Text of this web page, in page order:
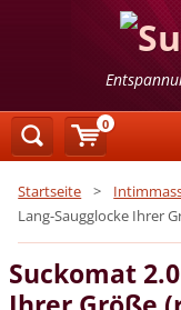
Startseite >
Lang-Saugglocke Ihrer
Suckomat
0